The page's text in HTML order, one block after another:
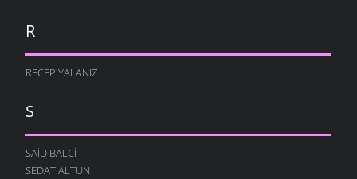
R
RECEP YALANIZ
S
SAID BALCI
SEDAT ALTUN